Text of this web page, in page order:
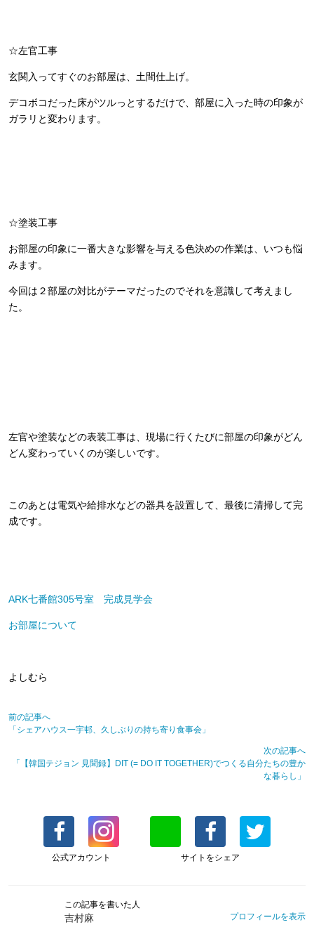
☆左官工事
玄関入ってすぐのお部屋は、土間仕上げ。
デコボコだった床がツルっとするだけで、部屋に入った時の印象が
ガラリと変わります。
☆塗装工事
お部屋の印象に一番大きな影響を与える色決めの作業は、いつも悩
みます。
今回は２部屋の対比がテーマだったのでそれを意識して考えまし
た。
左官や塗装などの表装工事は、現場に行くたびに部屋の印象がどん
どん変わっていくのが楽しいです。
このあとは電気や給排水などの器具を設置して、最後に清掃して完
成です。
ARK七番館305号室 完成見学会
お部屋について
よしむら
前の記事へ
「シェアハウス一宇邨、久しぶりの持ち寄り食事会」
次の記事へ
「【韓国テジョン 見聞録】DIT (= DO IT TOGETHER)でつくる自分たちの豊か
な暮らし」
公式アカウント サイトをシェア
この記事を書いた人
吉村麻 プロフィールを表示